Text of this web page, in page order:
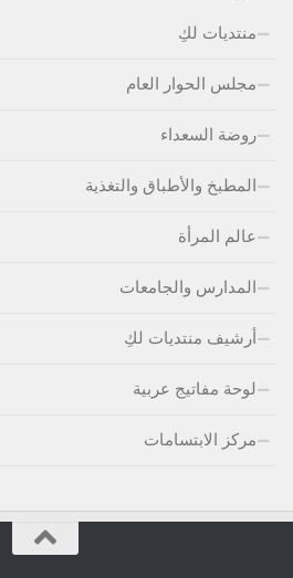
منتديات لكِ
مجلس الحوار العام
روضة السعداء
المطبخ والأطباق والتغذية
عالم المرأة
المدارس والجامعات
أرشيف منتديات لكِ
لوحة مفاتيج عربية
مركز الابتسامات